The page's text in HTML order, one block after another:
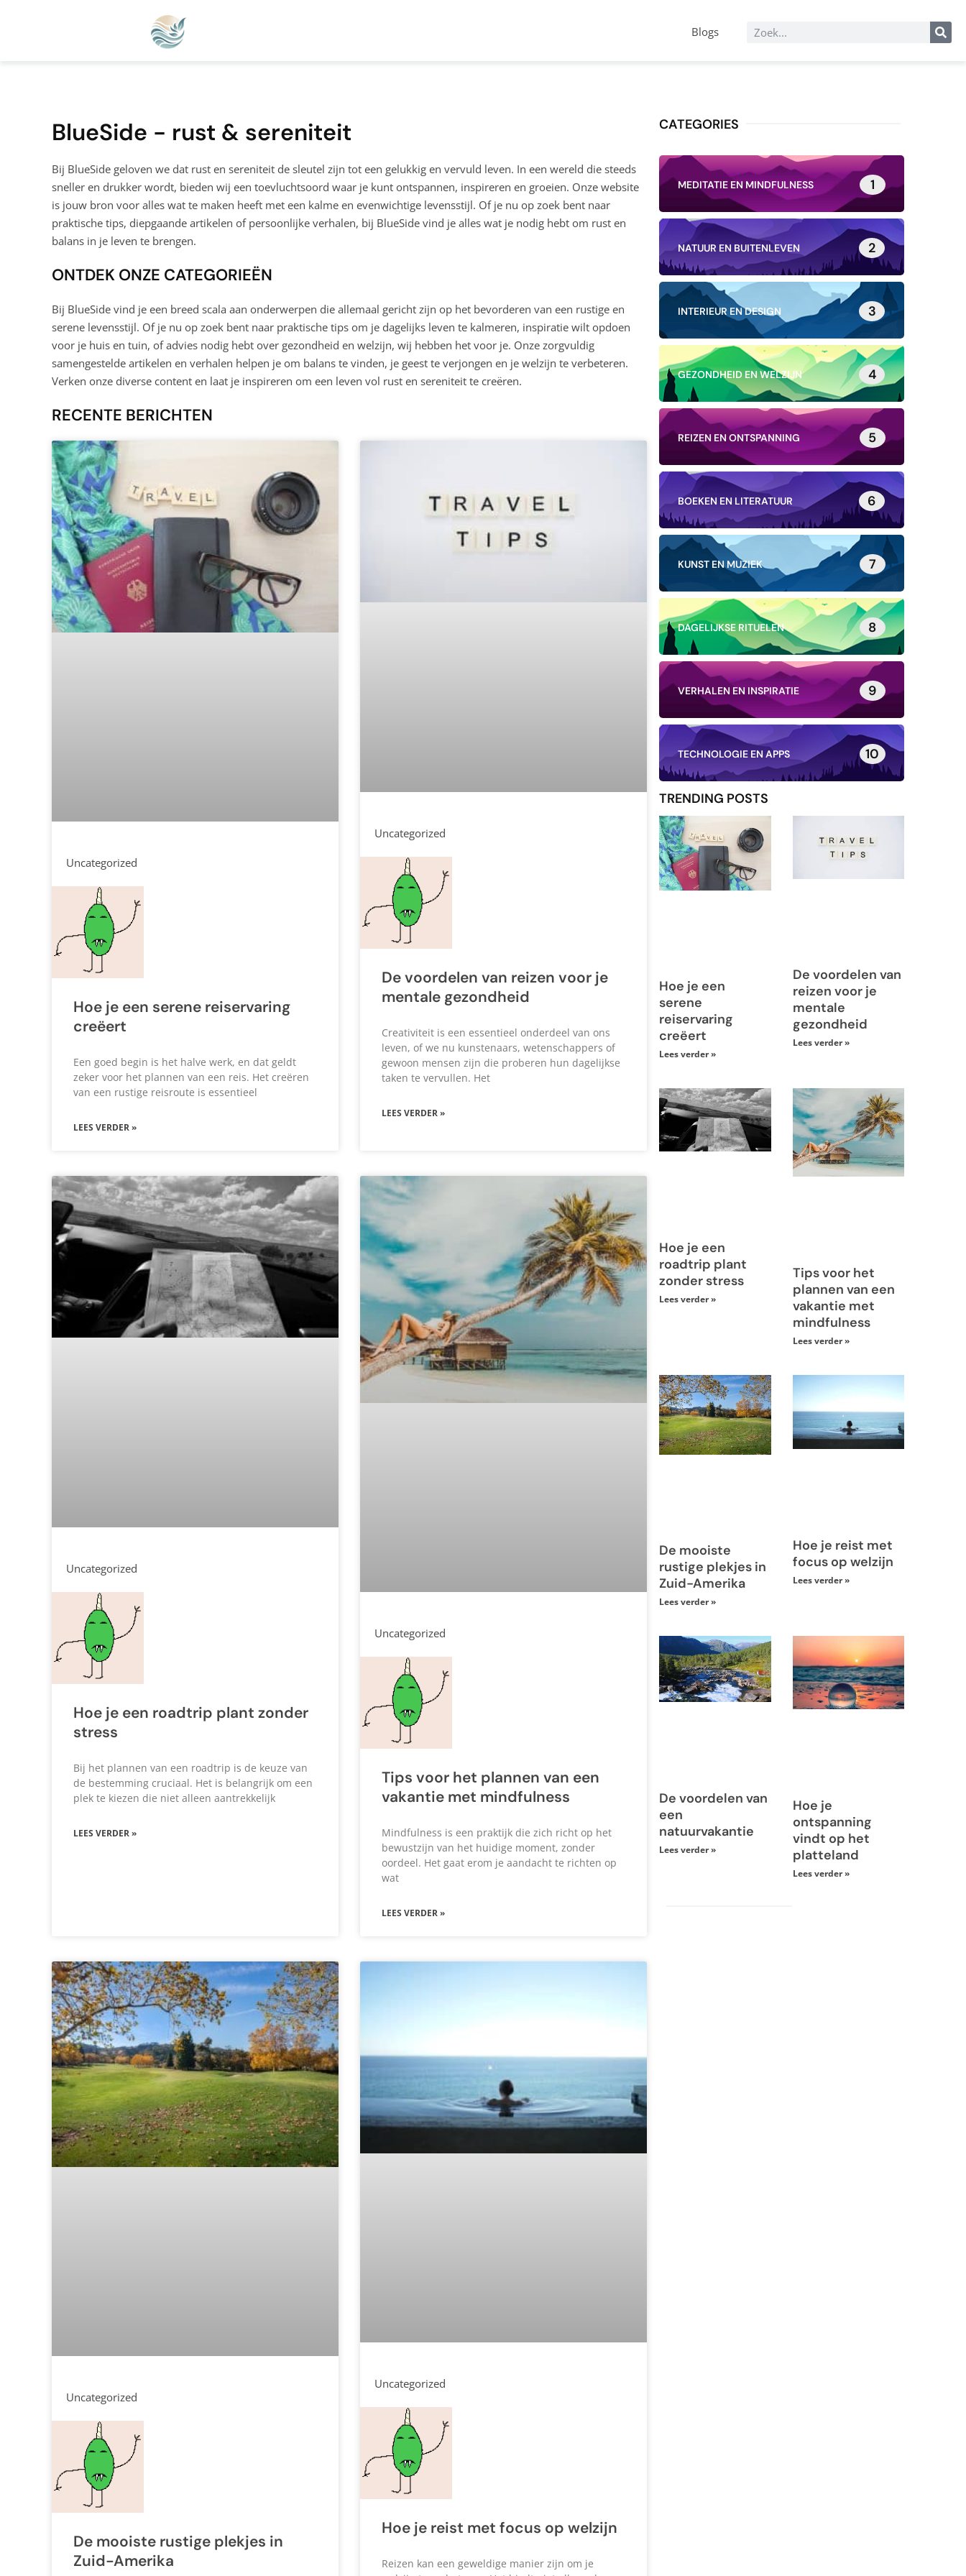
Blogs
BlueSide - rust & sereniteit
Bij BlueSide geloven we dat rust en sereniteit de sleutel zijn tot een gelukkig en vervuld leven. In een wereld die steeds
sneller en drukker wordt, bieden wij een toevluchtsoord waar je kunt ontspannen, inspireren en groeien. Onze website
is jouw bron voor alles wat te maken heeft met een kalme en evenwichtige levensstijl. Of je nu op zoek bent naar
praktische tips, diepgaande artikelen of persoonlijke verhalen, bij BlueSide vind je alles wat je nodig hebt om rust en
balans in je leven te brengen.
ONTDEK ONZE CATEGORIEËN
Bij BlueSide vind je een breed scala aan onderwerpen die allemaal gericht zijn op het bevorderen van een rustige en
serene levensstijl. Of je nu op zoek bent naar praktische tips om je dagelijks leven te kalmeren, inspiratie wilt opdoen
voor je huis en tuin, of advies nodig hebt over gezondheid en welzijn, wij hebben het voor je. Onze zorgvuldig
samengestelde artikelen en verhalen helpen je om balans te vinden, je geest te verjongen en je welzijn te verbeteren.
Verken onze diverse content en laat je inspireren om een leven vol rust en sereniteit te creëren.
RECENTE BERICHTEN
Uncategorized
Hoe je een serene reiservaring
creëert
Een goed begin is het halve werk, en dat geldt
zeker voor het plannen van een reis. Het creëren
van een rustige reisroute is essentieel
LEES VERDER »
Uncategorized
De voordelen van reizen voor je
mentale gezondheid
Creativiteit is een essentieel onderdeel van ons
leven, of we nu kunstenaars, wetenschappers of
gewoon mensen zijn die proberen hun dagelijkse
taken te vervullen. Het
LEES VERDER »
Uncategorized
Hoe je een roadtrip plant zonder
stress
Bij het plannen van een roadtrip is de keuze van
de bestemming cruciaal. Het is belangrijk om een
plek te kiezen die niet alleen aantrekkelijk
LEES VERDER »
Uncategorized
Tips voor het plannen van een
vakantie met mindfulness
Mindfulness is een praktijk die zich richt op het
bewustzijn van het huidige moment, zonder
oordeel. Het gaat erom je aandacht te richten op
wat
LEES VERDER »
Uncategorized
De mooiste rustige plekjes in
Zuid-Amerika
Uncategorized
Hoe je reist met focus op welzijn
Reizen kan een geweldige manier zijn om je
CATEGORIES
MEDITATIE EN MINDFULNESS 1
NATUUR EN BUITENLEVEN 2
INTERIEUR EN DESIGN 3
GEZONDHEID EN WELZIJN 4
REIZEN EN ONTSPANNING 5
BOEKEN EN LITERATUUR 6
KUNST EN MUZIEK 7
DAGELIJKSE RITUELEN 8
VERHALEN EN INSPIRATIE 9
TECHNOLOGIE EN APPS 10
TRENDING POSTS
Hoe je een
serene
reiservaring
creëert
Lees verder »
De voordelen van
reizen voor je
mentale
gezondheid
Lees verder »
Hoe je een
roadtrip plant
zonder stress
Lees verder »
Tips voor het
plannen van een
vakantie met
mindfulness
Lees verder »
De mooiste
rustige plekjes in
Zuid-Amerika
Lees verder »
Hoe je reist met
focus op welzijn
Lees verder »
De voordelen van
een
natuurvakantie
Lees verder »
Hoe je
ontspanning
vindt op het
platteland
Lees verder »